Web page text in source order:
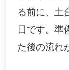
る前に、土
日です。準
た後の流れ